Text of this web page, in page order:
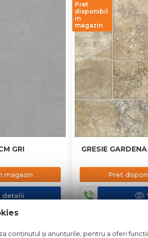
GRI
magazin
detalii
Pret
disponibil
in
magazin
Pret
in stoc
conținutul și anunțurile, pentru a oferi